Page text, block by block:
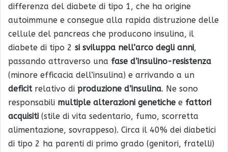
differenza del diabete di tipo 1, che ha origine
autoimmune e consegue alla rapida distruzione delle
cellule del pancreas che producono insulina, il
diabete di tipo 2 si sviluppa nell’arco degli anni,
passando attraverso una fase d’insulino-resistenza
(minore efficacia dell’insulina) e arrivando a un
deficitrelativo di produzione d’insulina. Ne sono
responsabili multiple alterazioni genetiche e fattori
acquisiti (stile di vita sedentario, fumo, scorretta
alimentazione, sovrappeso). Circa il 40% dei diabetici
di tipo 2 ha parenti di primo grado (genitori, fratelli)